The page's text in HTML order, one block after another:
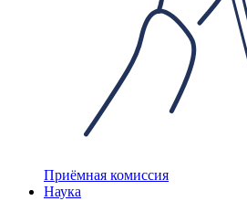
Приёмная комиссия
Наука